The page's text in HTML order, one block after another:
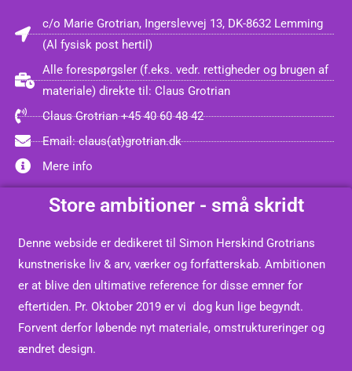
c/o Marie Grotrian, Ingerslevvej 13, DK-8632 Lemming
(Al fysisk post hertil)
Alle forespørgsler (f.eks. vedr. rettigheder og brugen af
materiale) direkte til: Claus Grotrian
Claus Grotrian +45 40 60 48 42
Email: claus(at)grotrian.dk
Mere info
Store ambitioner - små skridt
Denne webside er dedikeret til Simon Herskind Grotrians
kunstneriske liv & arv, værker og forfatterskab. Ambitionen
er at blive den ultimative reference for disse emner for
eftertiden. Pr. Oktober 2019 er vi dog kun lige begyndt.
Forvent derfor løbende nyt materiale, omstruktureringer og
ændret design.